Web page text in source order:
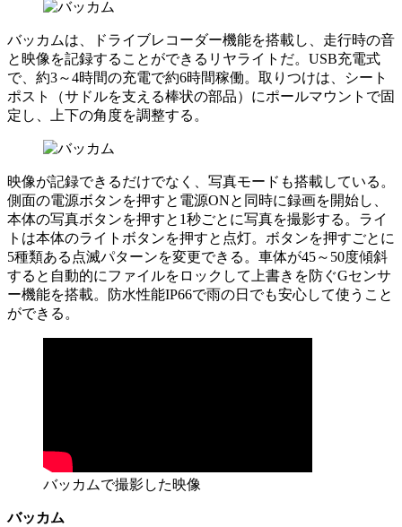
バッカムは、ドライブレコーダー機能を搭載し、走行時の音
と映像を記録することができるリヤライトだ。USB充電式
で、約3～4時間の充電で約6時間稼働。取りつけは、シート
ポスト（サドルを支える棒状の部品）にポールマウントで固
定し、上下の角度を調整する。
映像が記録できるだけでなく、写真モードも搭載している。
側面の電源ボタンを押すと電源ONと同時に録画を開始し、
本体の写真ボタンを押すと1秒ごとに写真を撮影する。ライ
トは本体のライトボタンを押すと点灯。ボタンを押すごとに
5種類ある点滅パターンを変更できる。車体が45～50度傾斜
すると自動的にファイルをロックして上書きを防ぐGセンサ
ー機能を搭載。防水性能IP66で雨の日でも安心して使うこと
ができる。
バッカムで撮影した映像
バッカム